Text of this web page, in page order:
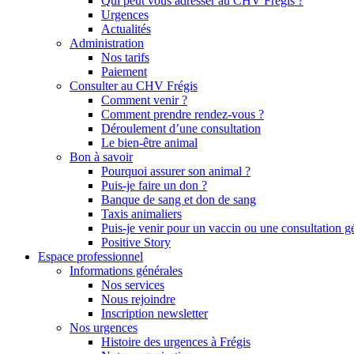
Urgences
Actualités
Administration
Nos tarifs
Paiement
Consulter au CHV Frégis
Comment venir ?
Comment prendre rendez-vous ?
Déroulement d’une consultation
Le bien-être animal
Bon à savoir
Pourquoi assurer son animal ?
Puis-je faire un don ?
Banque de sang et don de sang
Taxis animaliers
Puis-je venir pour un vaccin ou une consultation
Positive Story
Espace professionnel
Informations générales
Nos services
Nous rejoindre
Inscription newsletter
Nos urgences
Histoire des urgences à Frégis